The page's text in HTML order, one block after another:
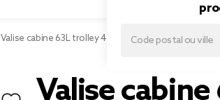
Valise cabine 63L trolley 4 roulettes bayadère
Valise